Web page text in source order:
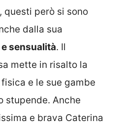
questi però si sono
dalla sua
sensualità. Il
mette in risalto la
e le sue gambe
stupende. Anche
e brava Caterina